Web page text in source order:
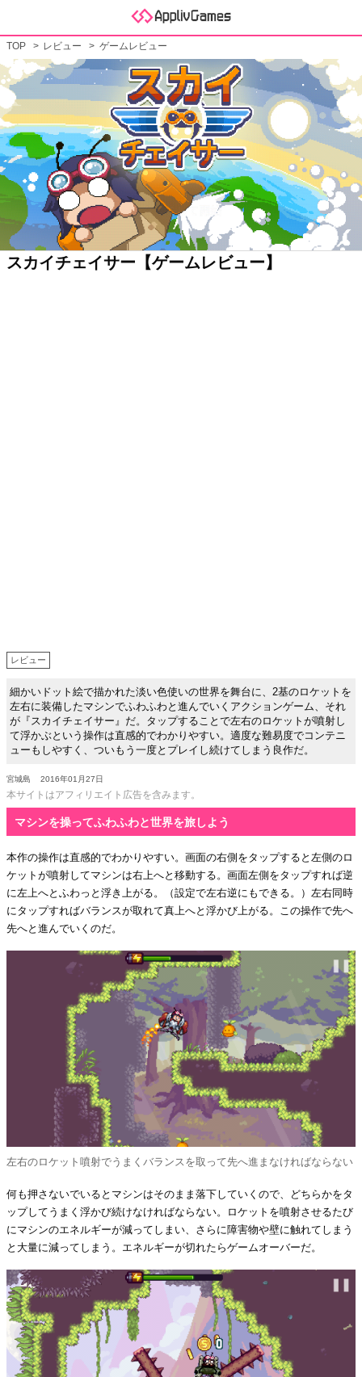
TOP レビュー ゲームレビュー
スカイチェイサー【ゲームレビュー】
レビュー
細かいドット絵で描かれた淡い色使いの世界を舞台に、2基のロケットを
左右に装備したマシンでふわふわと進んでいくアクションゲーム、それ
が『スカイチェイサー』だ。タップすることで左右のロケットが噴射し
て浮かぶという操作は直感的でわかりやすい。適度な難易度でコンテニ
ューもしやすく、ついもう一度とプレイし続けてしまう良作だ。
宮城島 2016年01月27日
本サイトはアフィリエイト広告を含みます。
マシンを操ってふわふわと世界を旅しよう
本作の操作は直感的でわかりやすい。画面の右側をタップすると左側のロ
ケットが噴射してマシンは右上へと移動する。画面左側をタップすれば逆
に左上へとふわっと浮き上がる。（設定で左右逆にもできる。）左右同時
にタップすればバランスが取れて真上へと浮かび上がる。この操作で先へ
先へと進んでいくのだ。
左右のロケット噴射でうまくバランスを取って先へ進まなければならない
何も押さないでいるとマシンはそのまま落下していくので、どちらかをタ
ップしてうまく浮かび続けなければならない。ロケットを噴射させるたび
にマシンのエネルギーが減ってしまい、さらに障害物や壁に触れてしまう
と大量に減ってしまう。エネルギーが切れたらゲームオーバーだ。